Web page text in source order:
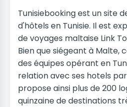
Tunisiebooking est un site
d'hôtels en Tunisie. Il est
de voyages maltaise Link
Bien que siégeant à Malte,
des équipes opérant en
relation avec ses hotels
propose ainsi plus de 200
quinzaine de destinations